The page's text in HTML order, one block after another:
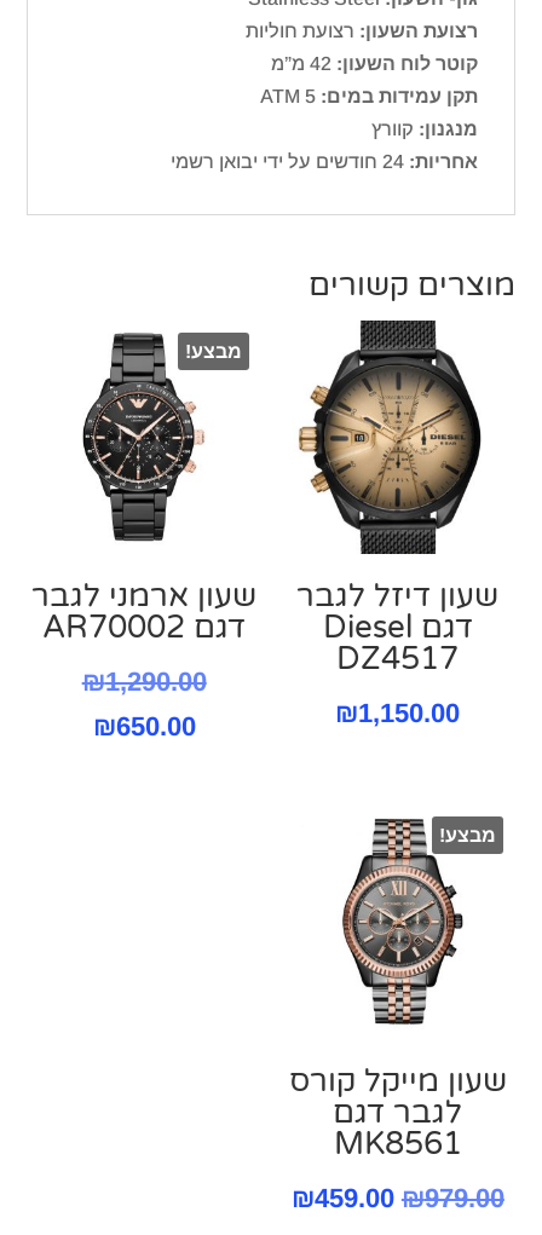
רצועת השעון: רצועת חוליות
קוטר לוח השעון:
תקן עמידות במים: ATM 5
מנגנון: קוורץ
אחריות: 24 חודשים על ידי יבואן רשמי
מוצרים קשורים
שעון דיזל לגבר
דגם Diesel
DZ4517
₪1,150.00
מבצע!
שעון ארמני לגבר
דגם AR70002
₪1,290.00
המחיר
₪650.00
מבצע!
שעון מייקל קורס
‏לגבר דגם
MK8561
₪979.00
המחיר₪459.00